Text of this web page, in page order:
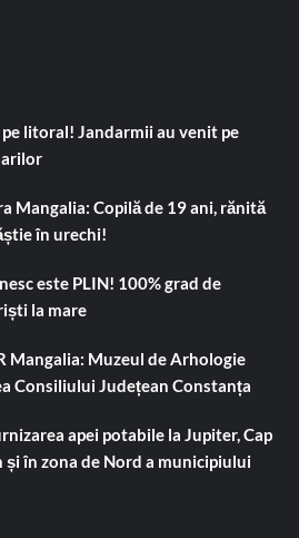
litoral! Jandarmii au venit pe
Mangalia: Copilă de 19 ani, rănită
în urechi!
este PLIN! 100% grad de
la mare
Mangalia: Muzeul de Arhologie
Consiliului Județean Constanța
apei potabile la Jupiter, Cap
și în zona de Nord a municipiului